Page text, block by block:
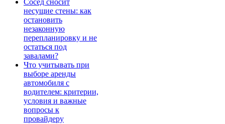
Сосед сносит
несущие стены: как
остановить
незаконную
перепланировку и не
остаться под
завалами?
Что учитывать при
выборе аренды
автомобиля с
водителем: критерии,
условия и важные
вопросы к
провайдеру